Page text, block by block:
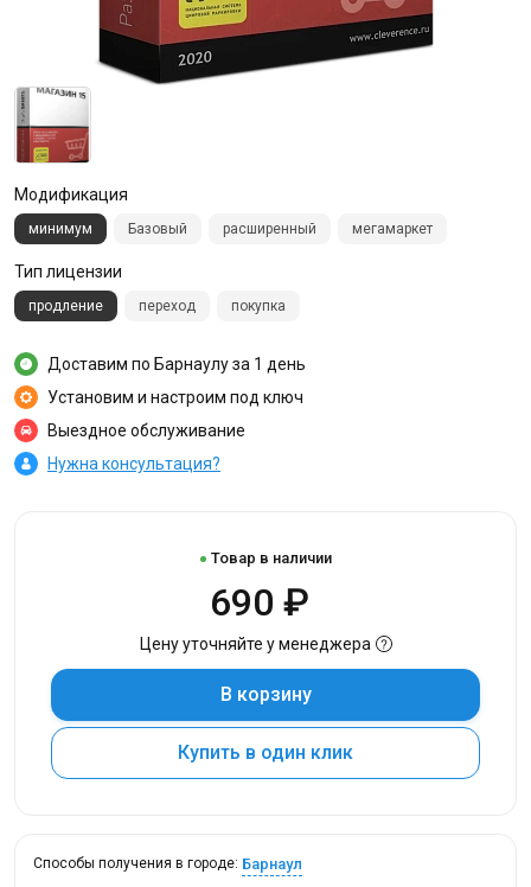
Модификация
минимум Базовый расширенный мегамаркет
Тип лицензии
продление переход покупка
Доставим по Барнаулу за 1 день
Установим и настроим под ключ
Выездное обслуживание
Нужна консультация?
Товар в наличии
690 ₽
Цену уточняйте у менеджера
В корзину
Купить в один клик
Способы получения в городе: Барнаул